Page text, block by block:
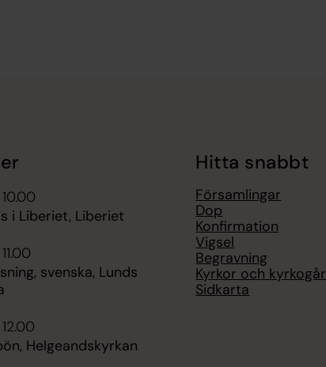
i Liberiet, Liberiet
svenska, Lunds
Helgeandskyrkan
Hitta snabbt
Församlingar
Dop
Konfirmation
Vigsel
Begravning
Kyrkor och
Sidkarta